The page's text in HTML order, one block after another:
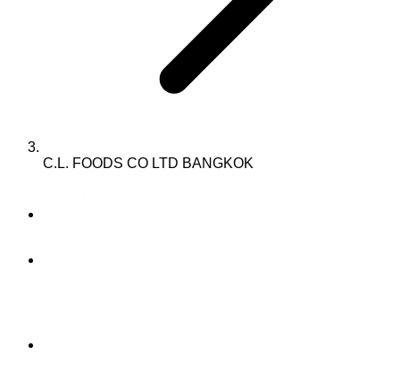
C.L. FOODS CO LTD BANGKOK